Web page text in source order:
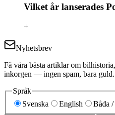
Vilket år lanserades
+
Nyhetsbrev
Få våra bästa artiklar om
inkorgen — ingen spam, bara guld.
Språk
Svenska
English Båda